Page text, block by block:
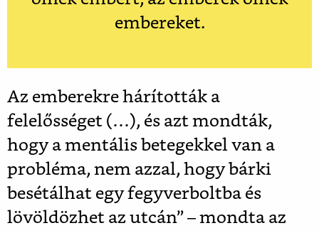
embereket.
Az emberekre hárították a
felelősséget (…), és azt mondták,
hogy a mentális betegekkel van a
probléma, nem azzal, hogy bárki
besétálhat egy fegyverboltba és
lövöldözhet az utcán” – mondta az